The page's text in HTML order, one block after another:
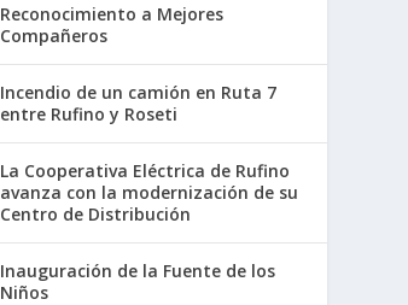
Reconocimiento a Mejores
Compañeros
Incendio de un camión en Ruta 7
entre Rufino y Roseti
La Cooperativa Eléctrica de Rufino
avanza con la modernización de su
Centro de Distribución
Inauguración de la Fuente de los
Niños